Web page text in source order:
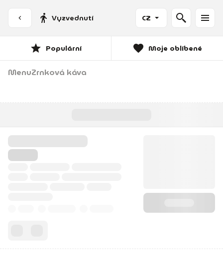
Vyzvednutí CZ
Populární Moje oblíbené
MenuZrnková káva